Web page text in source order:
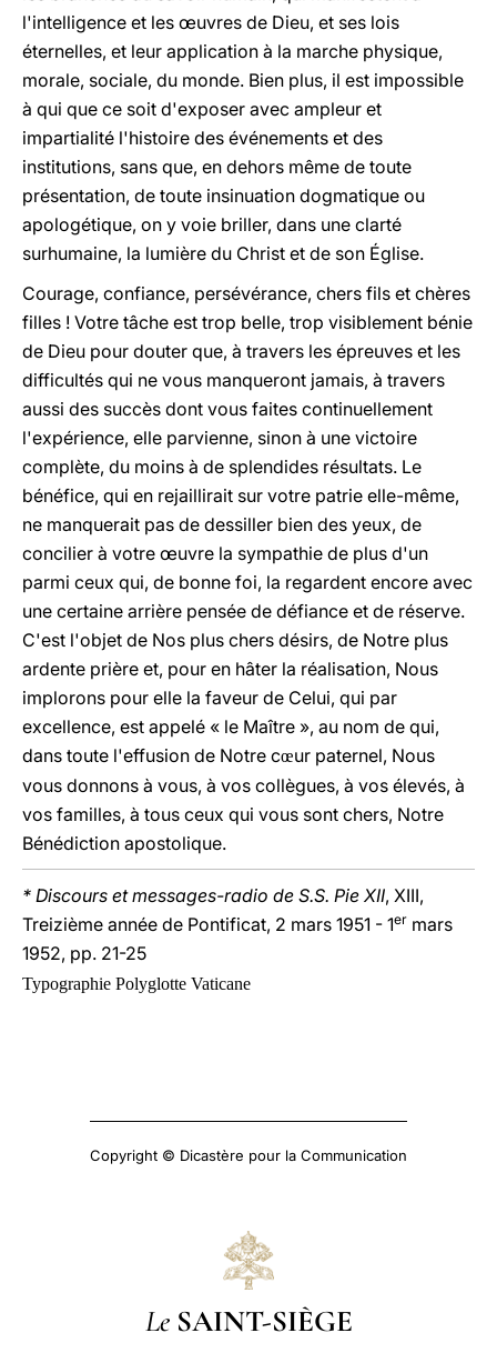
l'intelligence et les œuvres de Dieu, et ses lois
éternelles, et leur application à la marche physique,
morale, sociale, du monde. Bien plus, il est impossible
à qui que ce soit d'exposer avec ampleur et
impartialité l'histoire des événements et des
institutions, sans que, en dehors même de toute
présentation, de toute insinuation dogmatique ou
apologétique, on y voie briller, dans une clarté
surhumaine, la lumière du Christ et de son Église.
Courage, confiance, persévérance, chers fils et chères
filles ! Votre tâche est trop belle, trop visiblement bénie
de Dieu pour douter que, à travers les épreuves et les
difficultés qui ne vous manqueront jamais, à travers
aussi des succès dont vous faites continuellement
l'expérience, elle parvienne, sinon à une victoire
complète, du moins à de splendides résultats. Le
bénéfice, qui en rejaillirait sur votre patrie elle-même,
ne manquerait pas de dessiller bien des yeux, de
concilier à votre œuvre la sympathie de plus d'un
parmi ceux qui, de bonne foi, la regardent encore avec
une certaine arrière pensée de défiance et de réserve.
C'est l'objet de Nos plus chers désirs, de Notre plus
ardente prière et, pour en hâter la réalisation, Nous
implorons pour elle la faveur de Celui, qui par
excellence, est appelé « le Maître », au nom de qui,
dans toute l'effusion de Notre cœur paternel, Nous
vous donnons à vous, à vos collègues, à vos élevés, à
vos familles, à tous ceux qui vous sont chers, Notre
Bénédiction apostolique.
* Discours et messages-radio de S.S. Pie XII, XIII,
Treizième année de Pontificat, 2 mars 1951 - 1er mars
1952, pp. 21-25
Typographie Polyglotte Vaticane
Copyright © Dicastère pour la Communication
Le SAINT-SIÈGE